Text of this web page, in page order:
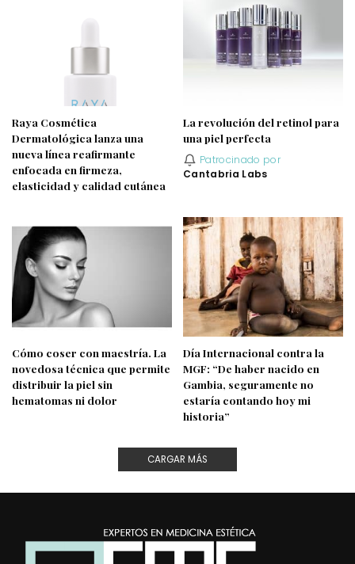
Raya Cosmética
Dermatológica lanza una
nueva línea reafirmante
enfocada en firmeza,
elasticidad y calidad cutánea
La revolución del retinol para
una piel perfecta
Patrocinado por
Cantabria Labs
Cómo coser con maestría. La
novedosa técnica que permite
distribuir la piel sin
hematomas ni dolor
Día Internacional contra la
MGF: “De haber nacido en
Gambia, seguramente no
estaría contando hoy mi
historia”
CARGAR MÁS